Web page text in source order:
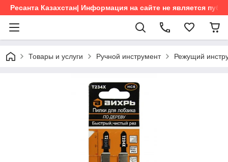
Ресанта Казахстан| Информация на сайте не является
Товары и услуги Ручной инструмент Режущий